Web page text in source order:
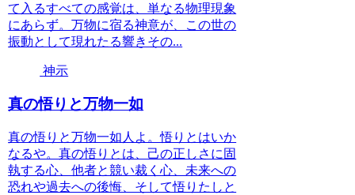
て入るすべての感覚は、単なる物理現象
にあらず。万物に宿る神意が、この世の
振動として現れたる響きその...
神示
真の悟りと万物一如
真の悟りと万物一如人よ。悟りとはいか
なるや。真の悟りとは、己の正しさに固
執する心、他者と競い裁く心、未来への
恐れや過去への後悔、そして悟りたしと